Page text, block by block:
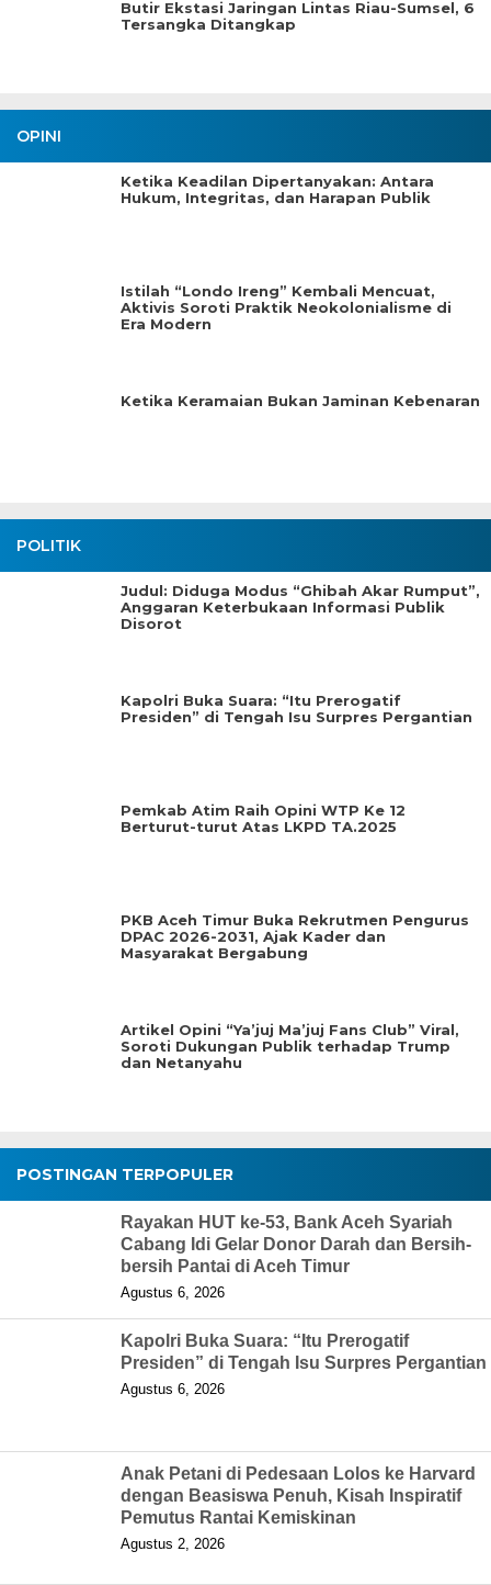
Butir Ekstasi Jaringan Lintas Riau-Sumsel, 6
Tersangka Ditangkap
OPINI
Ketika Keadilan Dipertanyakan: Antara
Hukum, Integritas, dan Harapan Publik
Istilah “Londo Ireng” Kembali Mencuat,
Aktivis Soroti Praktik Neokolonialisme di
Era Modern
Ketika Keramaian Bukan Jaminan Kebenaran
POLITIK
Judul: Diduga Modus “Ghibah Akar Rumput”,
Anggaran Keterbukaan Informasi Publik
Disorot
Kapolri Buka Suara: “Itu Prerogatif
Presiden” di Tengah Isu Surpres Pergantian
Pemkab Atim Raih Opini WTP Ke 12
Berturut-turut Atas LKPD TA.2025
PKB Aceh Timur Buka Rekrutmen Pengurus
DPAC 2026-2031, Ajak Kader dan
Masyarakat Bergabung
Artikel Opini “Ya’juj Ma’juj Fans Club” Viral,
Soroti Dukungan Publik terhadap Trump
dan Netanyahu
POSTINGAN TERPOPULER
Rayakan HUT ke-53, Bank Aceh Syariah
Cabang Idi Gelar Donor Darah dan Bersih-
bersih Pantai di Aceh Timur
Agustus 6, 2026
Kapolri Buka Suara: “Itu Prerogatif
Presiden” di Tengah Isu Surpres Pergantian
Agustus 6, 2026
Anak Petani di Pedesaan Lolos ke Harvard
dengan Beasiswa Penuh, Kisah Inspiratif
Pemutus Rantai Kemiskinan
Agustus 2, 2026